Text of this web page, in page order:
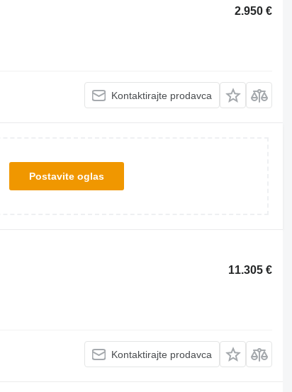
2.950 €
Kontaktirajte prodavca
Postavite oglas
11.305 €
Kontaktirajte prodavca